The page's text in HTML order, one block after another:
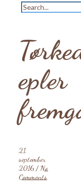
epler
21.
september
2016 / No
Comments